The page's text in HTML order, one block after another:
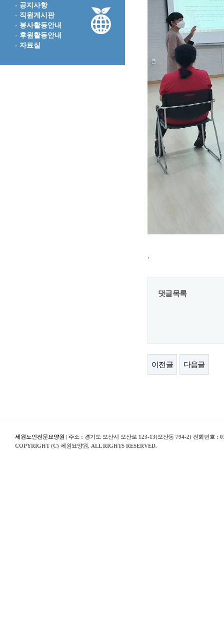
- 공지사항
- 직원게시판
- 봉사활동안내
- 후원활동안내
- 자료실
.
댓글목록
이전글 다음글
세원노인전문요양원 | 주소 : 경기도 오산시 오산로 123-13(오산동 794-2) 전화번호 :
COPYRIGHT (C) 세원요양원. ALL RIGHTS RESERVED.